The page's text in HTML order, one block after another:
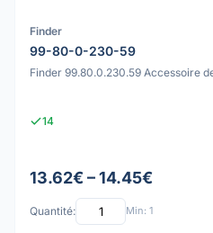
Finder
99-80-0-230-59
Finder 99.80.0.230.59 Accessoire
14
13.62€ – 14.45€
Quantité: Min: 1